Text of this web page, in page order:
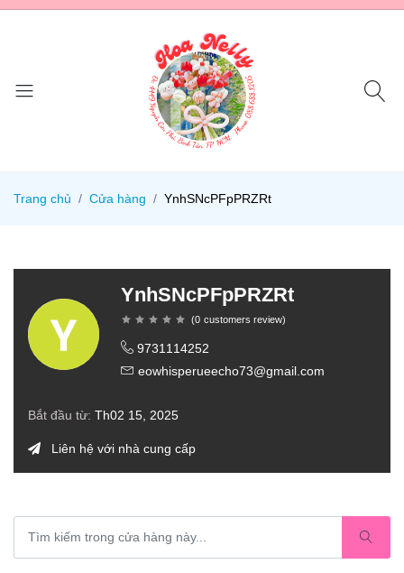
Trang chủ Cửa hàng YnhSNcPFpPRZRt
YnhSNcPFpPRZRt
(0 customers review)
9731114252
eowhisperueecho73@gmail.com
Bắt đầu từ: Th02 15, 2025
Liên hệ với nhà cung cấp